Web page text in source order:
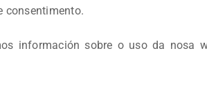
consentimento.
información sobre o uso da nosa